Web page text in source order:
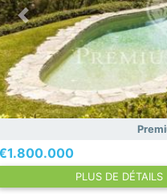
PLUS DE DÉTAILS